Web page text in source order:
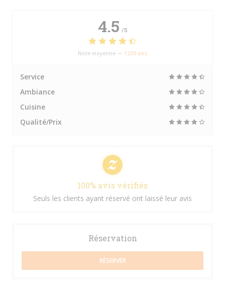
4.5 /5
Note moyenne — 1230 avis
Service
Ambiance
Cuisine
Qualité/Prix
100% avis vérifiés
Seuls les clients ayant réservé ont laissé leur avis
Réservation
RÉSERVER